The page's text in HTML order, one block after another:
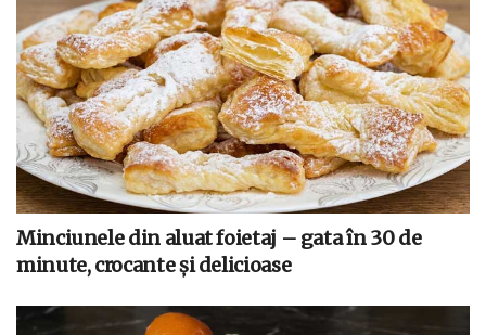
Minciunele din aluat foietaj – gata în 30 de
minute, crocante și delicioase